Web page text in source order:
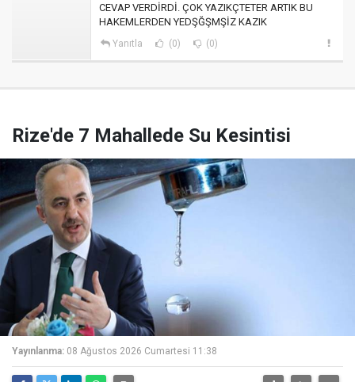
CEVAP VERDİRDİ. ÇOK YAZIKÇTETER ARTIK BU
HAKEMLERDEN YEDŞĞŞMŞİZ KAZIK
Yanıtla (0) (0)
Rize'de 7 Mahallede Su Kesintisi
Yayınlanma: 08 Ağustos 2026 Cumartesi 11:38